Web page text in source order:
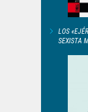
LOS
SEXISTA